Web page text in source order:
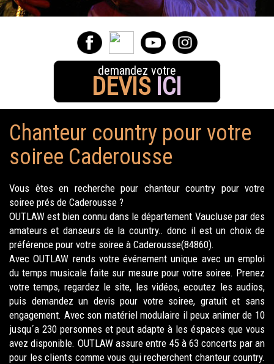
demandez votre
DEVIS ICI
Chanteur country pour votre
soiree Caderousse
Vous êtes en recherche pour chanteur country pour votre
soiree prés de Caderousse ?
OUTLAW est bien connu dans le département Vaucluse par des
amateurs et danseurs de la country.. donc il est un choix de
préférence pour votre soiree à Caderousse(84860).
Avec OUTLAW rends votre événement unique avec un emploi
du temps musicale faite sur mesure pour votre soiree. Prenez
votre temps, regardez le site, les vidéos, ecoutez les audios,
puis demandez un devis pour votre soiree, gratuit et sans
engagement. Avec son matériel modulaire il peux animer de 10
jusqu´a 230 personnes et peut adapte à les éspaces que vous
avez disponible. OUTLAW assure entre 45 à 63 concerts par an
pour les clients comme vous qui recherchent chanteur country.